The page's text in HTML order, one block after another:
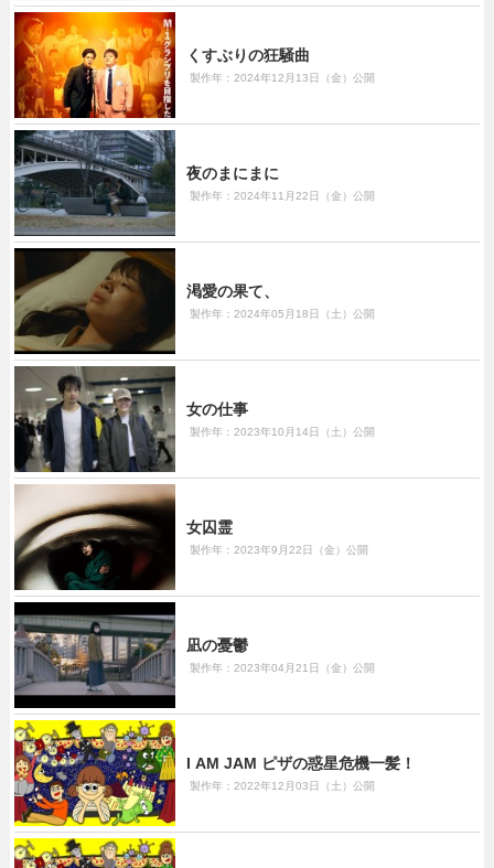
くすぶりの狂騒曲
製作年：2024年12月13日（金）公開
夜のまにまに
製作年：2024年11月22日（金）公開
渇愛の果て、
製作年：2024年05月18日（土）公開
女の仕事
製作年：2023年10月14日（土）公開
女囚霊
製作年：2023年9月22日（金）公開
凪の憂鬱
製作年：2023年04月21日（金）公開
I AM JAM ピザの惑星危機一髪！
製作年：2022年12月03日（土）公開